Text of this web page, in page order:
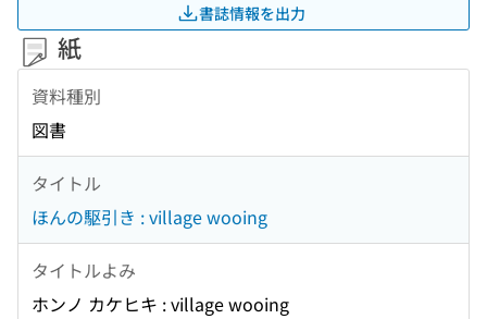
書誌情報を出力
紙
資料種別
図書
タイトル
ほんの駆引き : village wooing
タイトルよみ
ホンノ カケヒキ : village wooing